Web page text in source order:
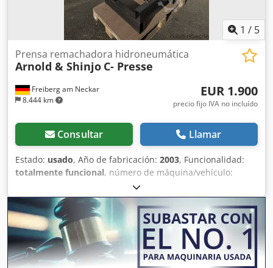
1 / 5
Freiberg am Neckar
8.444 km
Prensa remachadora hidroneumática
Arnold & Shinjo C- Presse
EUR 1.900
precio fijo IVA no incluído
Consultar Llamar
Estado: usado, Año de fabricación: 2003, Funcionalidad:
totalmente funcional, número de máquina/vehículo:
, Especificaciones: 8 bar 24 V 80
kN Codpfswrp Iusx Abxjha 3 K 150 E La prensa
remachadora hidroneumática Arnold & Shinjo /
Multipower Farger & Joosten C-Press es una potente y
versátil remachadora hidroneumática, ideal para la unión
eficiente y precisa de componentes. Gracias a su diseño
robusto y su fiable tecnología hidráulica, permite una alta